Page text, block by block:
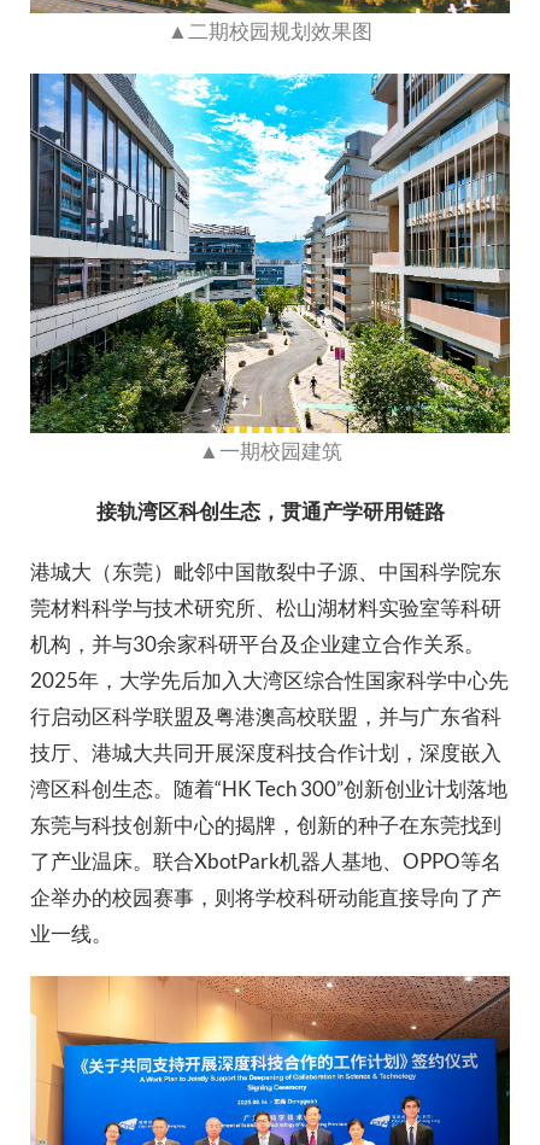
▲二期校园规划效果图
▲一期校园建筑
接轨湾区科创生态，贯通产学研用链路
港城大（东莞）毗邻中国散裂中子源、中国科学院东
莞材料科学与技术研究所、松山湖材料实验室等科研
机构，并与30余家科研平台及企业建立合作关系。
2025年，大学先后加入大湾区综合性国家科学中心先
行启动区科学联盟及粤港澳高校联盟，并与广东省科
技厅、港城大共同开展深度科技合作计划，深度嵌入
湾区科创生态。随着“HK Tech 300”创新创业计划落地
东莞与科技创新中心的揭牌，创新的种子在东莞找到
了产业温床。联合XbotPark机器人基地、OPPO等名
企举办的校园赛事，则将学校科研动能直接导向了产
业一线。